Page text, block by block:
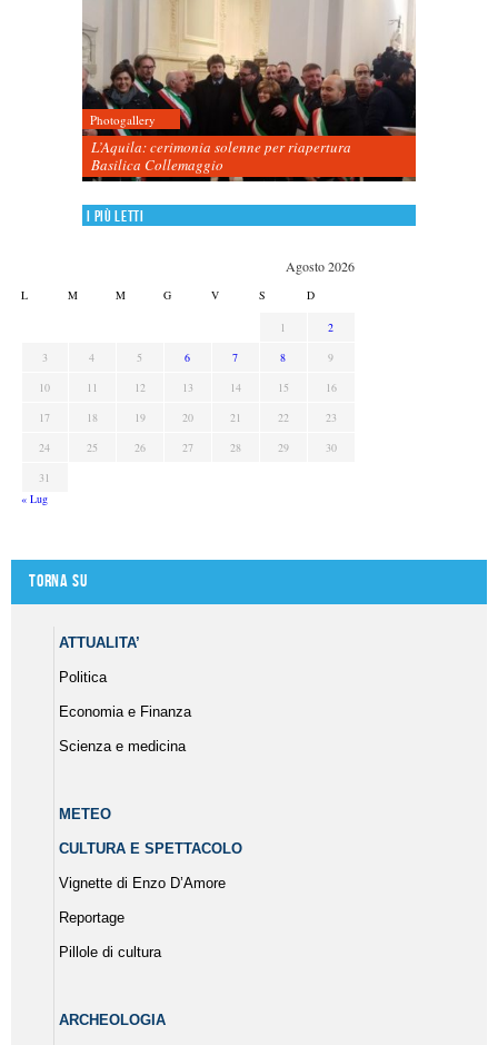
Photogallery
L’Aquila: cerimonia solenne per riapertura
Basilica Collemaggio
I più letti
Agosto 2026
L M M G V S D
1
2
3
4 5 6 7 8
9
10
11 12 13 14 15
16
17
18 19 20 21 22
23
24
25 26 27 28 29
30
31
« Lug
Torna su
ATTUALITA’
Politica
Economia e Finanza
Scienza e medicina
METEO
CULTURA E SPETTACOLO
Vignette di Enzo D’Amore
Reportage
Pillole di cultura
ARCHEOLOGIA